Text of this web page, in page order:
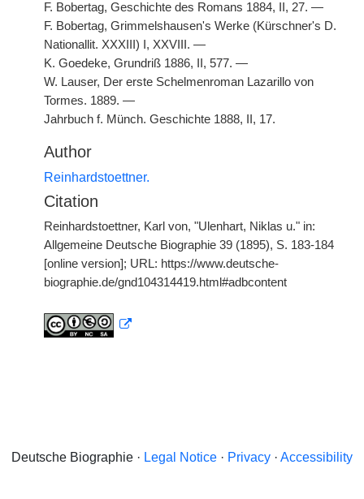
F. Bobertag, Geschichte des Romans 1884, II, 27. —
F. Bobertag, Grimmelshausen's Werke (Kürschner's D.
Nationallit. XXXIII) I, XXVIII. —
K. Goedeke, Grundriß 1886, II, 577. —
W. Lauser, Der erste Schelmenroman Lazarillo von
Tormes. 1889. —
Jahrbuch f. Münch. Geschichte 1888, II, 17.
Author
Reinhardstoettner.
Citation
Reinhardstoettner, Karl von, "Ulenhart, Niklas u." in:
Allgemeine Deutsche Biographie 39 (1895), S. 183-184
[online version]; URL: https://www.deutsche-
biographie.de/gnd104314419.html#adbcontent
Deutsche Biographie · Legal Notice · Privacy · Accessibility